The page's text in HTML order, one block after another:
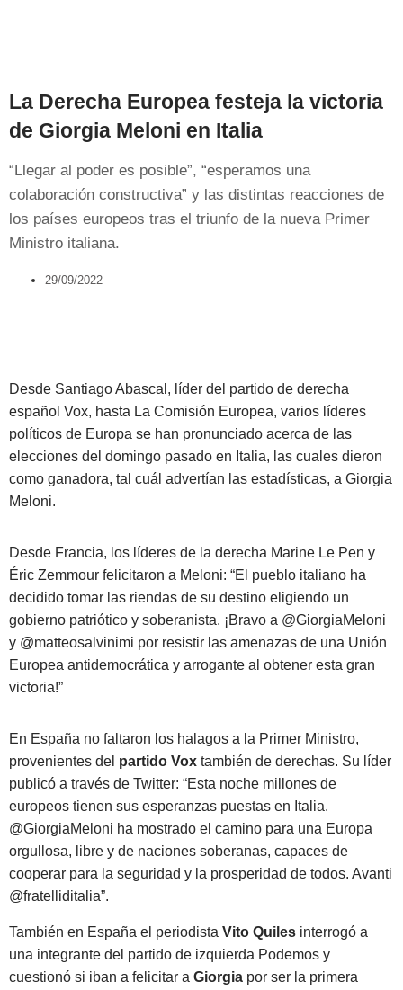
La Derecha Europea festeja la victoria
de Giorgia Meloni en Italia
“Llegar al poder es posible”, “esperamos una
colaboración constructiva” y las distintas reacciones de
los países europeos tras el triunfo de la nueva Primer
Ministro italiana.
29/09/2022
Desde Santiago Abascal, líder del partido de derecha
español Vox, hasta La Comisión Europea, varios líderes
políticos de Europa se han pronunciado acerca de las
elecciones del domingo pasado en Italia, las cuales dieron
como ganadora, tal cuál advertían las estadísticas, a Giorgia
Meloni.
Desde Francia, los líderes de la derecha Marine Le Pen y
Éric Zemmour felicitaron a Meloni: “El pueblo italiano ha
decidido tomar las riendas de su destino eligiendo un
gobierno patriótico y soberanista. ¡Bravo a @GiorgiaMeloni
y @matteosalvinimi por resistir las amenazas de una Unión
Europea antidemocrática y arrogante al obtener esta gran
victoria!”
En España no faltaron los halagos a la Primer Ministro,
provenientes del partido Vox también de derechas. Su líder
publicó a través de Twitter: “Esta noche millones de
europeos tienen sus esperanzas puestas en Italia.
@GiorgiaMeloni ha mostrado el camino para una Europa
orgullosa, libre y de naciones soberanas, capaces de
cooperar para la seguridad y la prosperidad de todos. Avanti
@fratelliditalia”.
También en España el periodista Vito Quiles interrogó a
una integrante del partido de izquierda Podemos y
cuestionó si iban a felicitar a Giorgia por ser la primera